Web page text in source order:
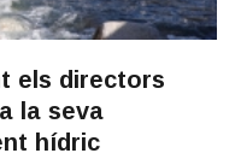
els directors
la seva
hídric